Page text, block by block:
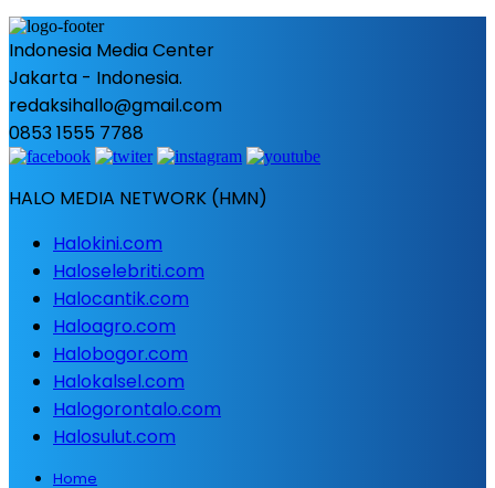
Indonesia Media Center
Jakarta - Indonesia.
redaksihallo@gmail.com
0853 1555 7788
HALO MEDIA NETWORK (HMN)
Halokini.com
Haloselebriti.com
Halocantik.com
Haloagro.com
Halobogor.com
Halokalsel.com
Halogorontalo.com
Halosulut.com
Home